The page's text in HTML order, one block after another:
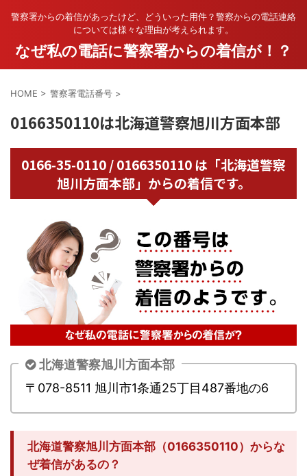
警察署からの着信があったけど、どういった用件？警察からの電話連絡
については様々な理由が考えられます。
なぜ私の電話に警察署からの着信が！？
HOME > 警察署電話番号 >
0166350110は北海道警察旭川方面本部
0166-35-0110 / 0166350110 は「北海道警察
旭川方面本部」からの着信です。
北海道警察旭川方面本部
〒078-8511 旭川市1条通25丁目487番地の6
北海道警察旭川方面本部（0166350110）からな
ぜ着信があるの？